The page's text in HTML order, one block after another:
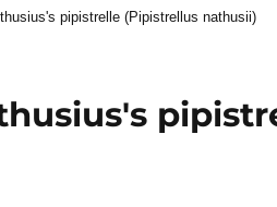
pipistrelle (Pipistrellus nathusii)